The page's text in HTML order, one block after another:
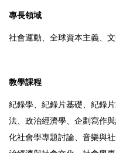
專長領域
社會運動、全球資本主義、
教學課程
紀錄學、紀錄片基礎、紀錄
法、政治經濟學、企劃寫作
化社會學專題討論、音樂與